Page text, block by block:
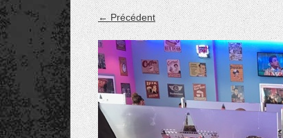
E
I
L
← Précédent